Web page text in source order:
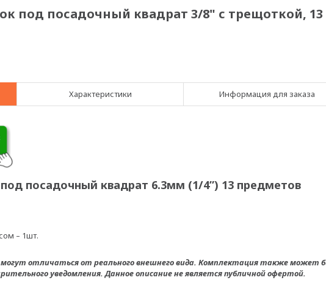
под посадочный квадрат 3/8" с трещоткой, 13
Характеристики Информация для заказа
посадочный квадрат 6.3мм (1/4”) 13 предметов
– 1шт.
отличаться от реального внешнего вида. Комплектация также может
уведомления. Данное описание не является публичной офертой.